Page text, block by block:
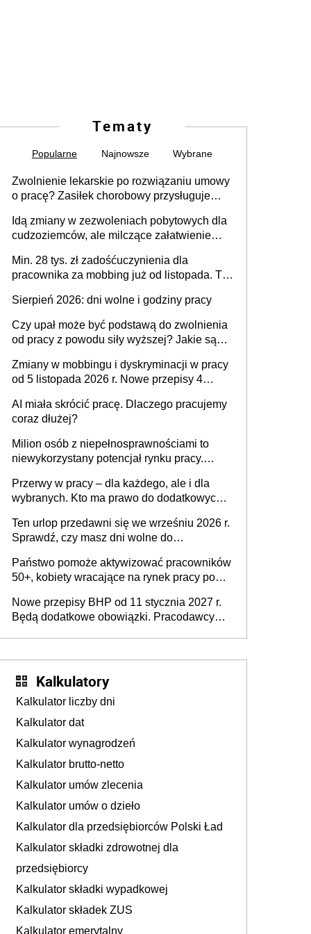
Tematy
Popularne Najnowsze Wybrane
Zwolnienie lekarskie po rozwiązaniu umowy
o pracę? Zasiłek chorobowy przysługuje
dni od ustania stosunku pracy
Idą zmiany w zezwoleniach pobytowych dla
cudzoziemców, ale milczące załatwienie
Min. 28 tys. zł zadośćuczynienia dla
pracownika za mobbing już od listopada. To
zespołu
Sierpień 2026: dni wolne i godziny pracy
Czy upał może być podstawą do zwolnienia
od pracy z powodu siły wyższej? Jakie są
Zmiany w mobbingu i dyskryminacji w pracy
od 5 listopada 2026 r. Nowe przepisy 4
Ustaw
AI miała skrócić pracę. Dlaczego pracujemy
coraz dłużej?
Milion osób z niepełnosprawnościami to
niewykorzystany potencjał rynku pracy.
dofinansowań czy refundacji, ale bariery po
stronie systemu i świadomości
pracodawców [WYWIAD]
Przerwy w pracy – dla każdego, ale i dla
wybranych. Kto ma prawo do dodatkowych
Ten urlop przedawni się we wrześniu 2026 r.
Sprawdź, czy masz dni wolne do
Państwo pomoże aktywizować pracowników
50+, kobiety wracające na rynek pracy po
osoby neuroatypowe. Powstanie Fundusz
na rzecz Inkluzywności w Zatrudnianiu?
Nowe przepisy BHP od 11 stycznia 2027 r.
Będą dodatkowe obowiązki. Pracodawcy
Kalkulatory
Kalkulator liczby dni
Kalkulator dat
Kalkulator wynagrodzeń
Kalkulator brutto-netto
Kalkulator umów zlecenia
Kalkulator umów o dzieło
Kalkulator dla przedsiębiorców Polski Ład
Kalkulator składki zdrowotnej dla
przedsiębiorcy
Kalkulator składki wypadkowej
Kalkulator składek ZUS
Kalkulator emerytalny